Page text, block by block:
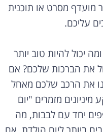
מועדף מסרט או תוכנית
עליכם.
יכול להיות טוב יותר
את הברכות שלכם? אם
את הרכב שלכם מאחל
מזמרים "יום
יחד עם לבבות, מה